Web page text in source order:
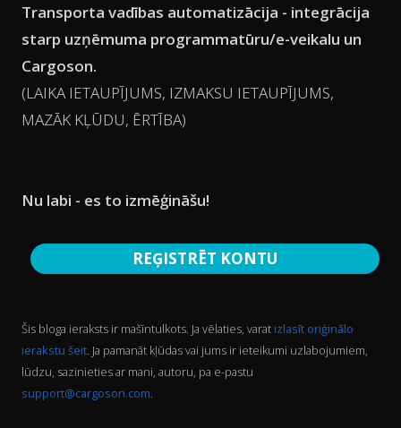
Transporta vadības automatizācija - integrācija
starp uzņēmuma programmatūru/e-veikalu un
Cargoson.
(LAIKA IETAUPĪJUMS, IZMAKSU IETAUPĪJUMS,
MAZĀK KĻŪDU, ĒRTĪBA)
Nu labi - es to izmēģināšu!
REĢISTRĒT KONTU
Šis bloga ieraksts ir mašīntulkots. Ja vēlaties, varat izlasīt oriģinālo
ierakstu šeit. Ja pamanāt kļūdas vai jums ir ieteikumi uzlabojumiem,
lūdzu, sazinieties ar mani, autoru, pa e-pastu
support@cargoson.com.